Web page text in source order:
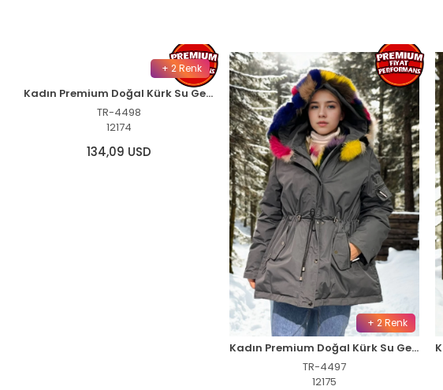
+ 2 Renk
Kadın Premium Doğal Kürk Su Geçirmez Kapüşonlu Mont - Haki
TR-4498
12174
134,09 USD
+ 2 Renk
Kadın Premium Doğal Kürk Su Geçirmez Kapüşonlu Mont - Füme
TR-4497
12175